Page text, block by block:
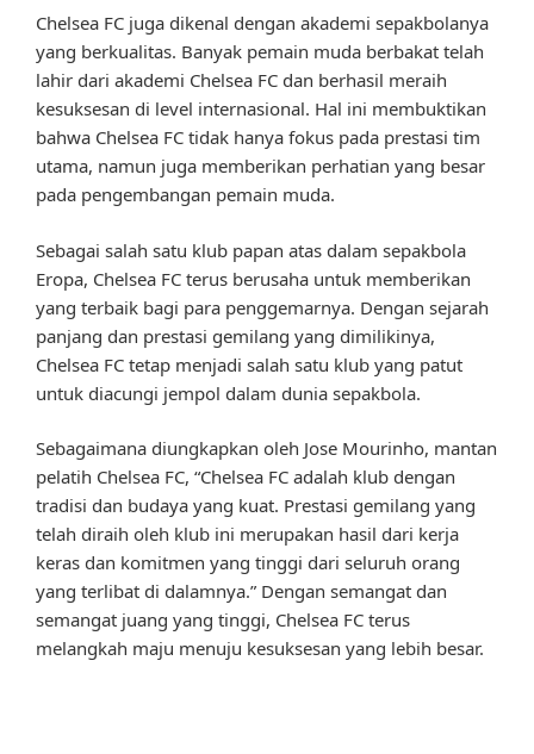
Chelsea FC juga dikenal dengan akademi sepakbolanya
yang berkualitas. Banyak pemain muda berbakat telah
lahir dari akademi Chelsea FC dan berhasil meraih
kesuksesan di level internasional. Hal ini membuktikan
bahwa Chelsea FC tidak hanya fokus pada prestasi tim
utama, namun juga memberikan perhatian yang besar
pada pengembangan pemain muda.
Sebagai salah satu klub papan atas dalam sepakbola
Eropa, Chelsea FC terus berusaha untuk memberikan
yang terbaik bagi para penggemarnya. Dengan sejarah
panjang dan prestasi gemilang yang dimilikinya,
Chelsea FC tetap menjadi salah satu klub yang patut
untuk diacungi jempol dalam dunia sepakbola.
Sebagaimana diungkapkan oleh Jose Mourinho, mantan
pelatih Chelsea FC, “Chelsea FC adalah klub dengan
tradisi dan budaya yang kuat. Prestasi gemilang yang
telah diraih oleh klub ini merupakan hasil dari kerja
keras dan komitmen yang tinggi dari seluruh orang
yang terlibat di dalamnya.” Dengan semangat dan
semangat juang yang tinggi, Chelsea FC terus
melangkah maju menuju kesuksesan yang lebih besar.